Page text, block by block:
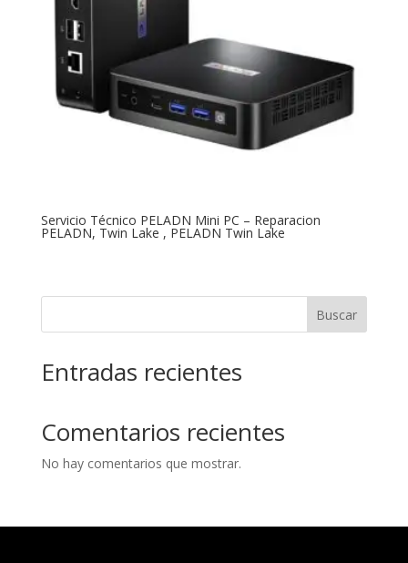
Servicio Técnico PELADN Mini PC – Reparacion
PELADN, Twin Lake , PELADN Twin Lake
Buscar
Entradas recientes
Comentarios recientes
No hay comentarios que mostrar.